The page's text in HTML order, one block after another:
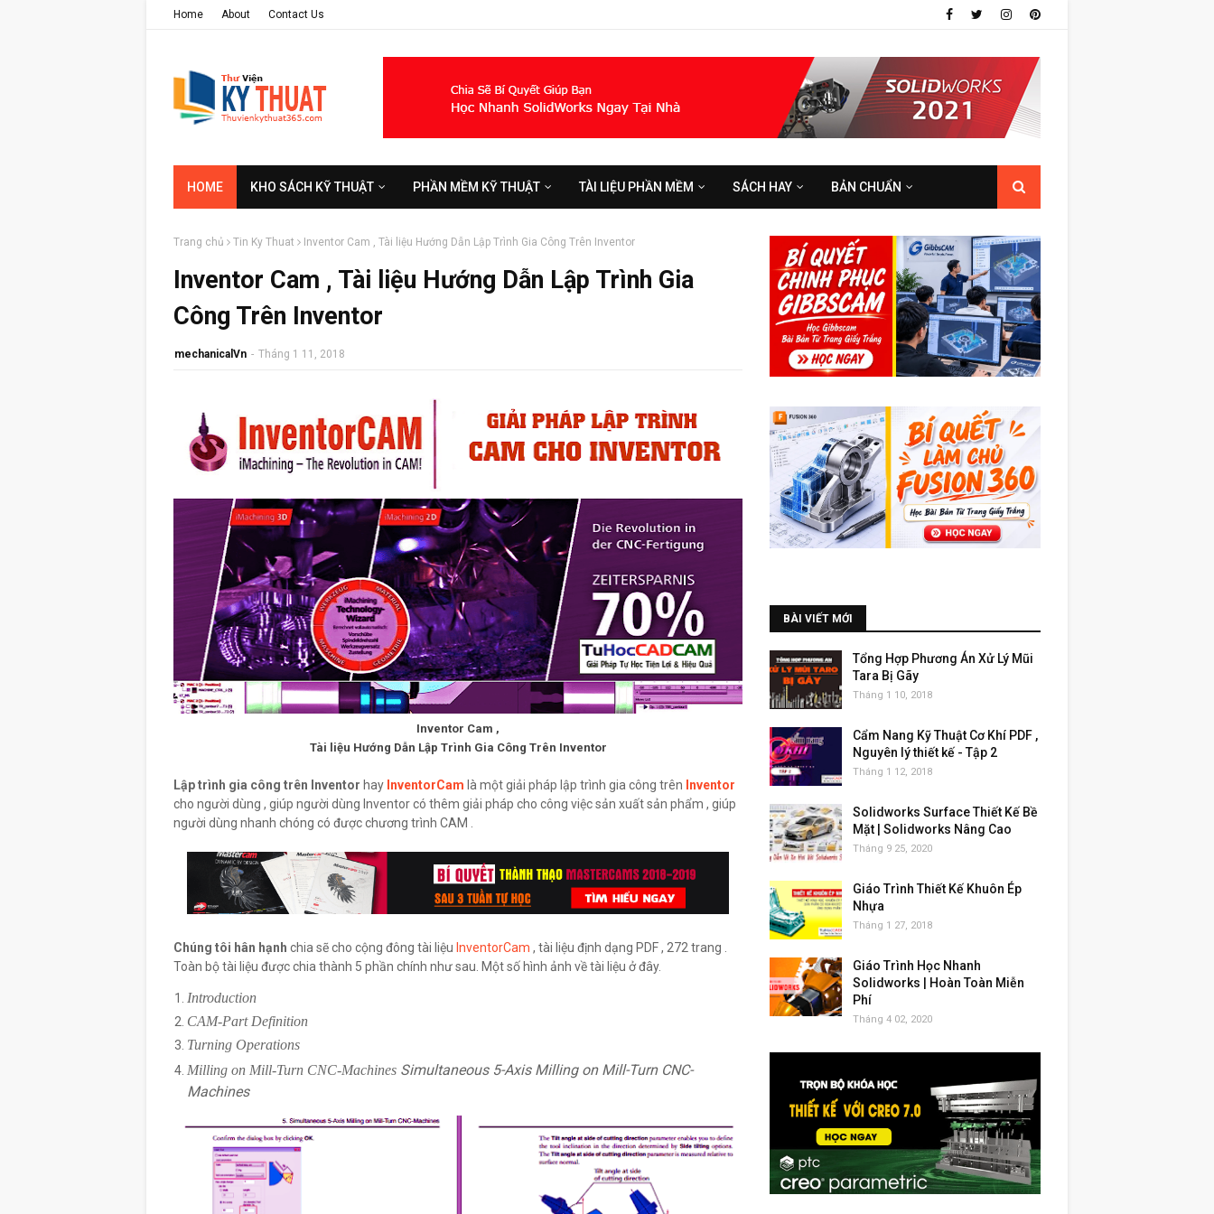
Home About Contact Us
HOME KHO SÁCH KỸ THUẬT PHẦN MỀM KỸ THUẬT TÀI LIỆU PHẦN MỀM SÁCH HAY BẢN CHUẨN
Trang chủ Tin Ky Thuat Inventor Cam , Tài liệu Hướng Dẫn Lập Trình Gia Công Trên Inventor
Inventor Cam , Tài liệu Hướng Dẫn Lập Trình Gia
Công Trên Inventor
mechanicalVn - Tháng 1 11, 2018
Inventor Cam ,
Tài liệu Hướng Dẫn Lập Trình Gia Công Trên Inventor
Lập trình gia công trên Inventor hay InventorCam là một giải pháp lập trình gia công trên Inventor
cho người dùng , giúp người dùng Inventor có thêm giải pháp cho công việc sản xuất sản phẩm , giúp
người dùng nhanh chóng có được chương trình CAM .
Chúng tôi hân hạnh chia sẽ cho cộng đông tài liệu InventorCam , tài liệu định dạng PDF , 272 trang .
Toàn bộ tài liệu được chia thành 5 phần chính như sau. Một số hình ảnh về tài liệu ở đây.
Introduction
CAM-Part Definition
Turning Operations
Milling on Mill-Turn CNC-Machines Simultaneous 5-Axis Milling on Mill-Turn CNC-
Machines
BÀI VIẾT MỚI
Tổng Hợp Phương Án Xử Lý Mũi
Tara Bị Gãy
Tháng 1 10, 2018
Cẩm Nang Kỹ Thuật Cơ Khí PDF ,
Nguyên lý thiết kế - Tập 2
Tháng 1 12, 2018
Solidworks Surface Thiết Kế Bề
Mặt | Solidworks Nâng Cao
Tháng 9 25, 2020
Giáo Trình Thiết Kế Khuôn Ép
Nhựa
Tháng 1 27, 2018
Giáo Trình Học Nhanh
Solidworks | Hoàn Toàn Miễn
Phí
Tháng 4 02, 2020